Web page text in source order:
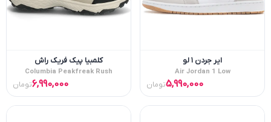
ایر جردن ۱ لو
Air Jordan 1 Low
5,990,000تومان
کلمبیا پیک فریک راش
Columbia Peakfreak Rush
6,990,000تومان